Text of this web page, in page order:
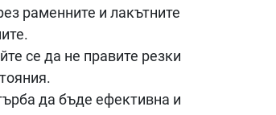
раменните и лакътните
се да не правите резки
да бъде ефективна и